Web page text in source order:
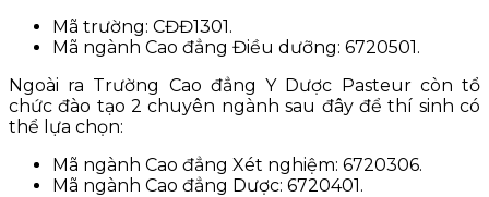
Mã trường: CĐĐ1301.
Mã ngành Cao đẳng Điều dưỡng: 6720501.
Ngoài ra Trường Cao đẳng Y Dược Pasteur còn tổ
chức đào tạo 2 chuyên ngành sau đây để thí sinh có
thể lựa chọn:
Mã ngành Cao đẳng Xét nghiệm: 6720306.
Mã ngành Cao đẳng Dược: 6720401.